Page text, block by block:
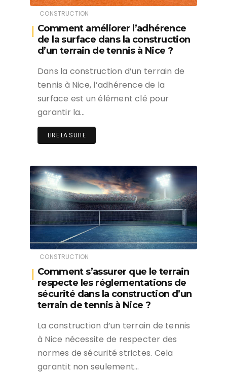
CONSTRUCTION
Comment améliorer l’adhérence
de la surface dans la construction
d’un terrain de tennis à Nice ?
Dans la construction d’un terrain de
tennis à Nice, l’adhérence de la
surface est un élément clé pour
garantir la…
LIRE LA SUITE
CONSTRUCTION
Comment s’assurer que le terrain
respecte les réglementations de
sécurité dans la construction d’un
terrain de tennis à Nice ?
La construction d’un terrain de tennis
à Nice nécessite de respecter des
normes de sécurité strictes. Cela
garantit non seulement…